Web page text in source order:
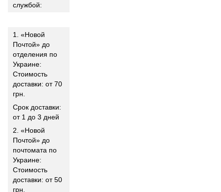
службой:
1. «Новой
Почтой» до
отделения по
Украине:
Стоимость
доставки: от 70
грн.
Срок доставки:
от 1 до 3 дней
2. «Новой
Почтой» до
почтомата по
Украине:
Стоимость
доставки: от 50
грн.